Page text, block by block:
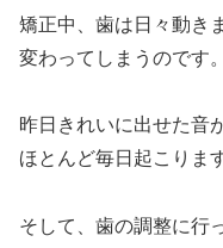
矯正中、歯は日々動き
変わってしまうのです。
昨日きれいに出せた音
ほとんど毎日起こりま
そして、歯の調整に行